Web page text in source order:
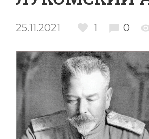
25.11.2021 1 0